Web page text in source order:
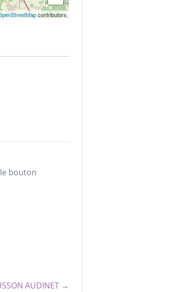
contributors
bouton
AUDINET →